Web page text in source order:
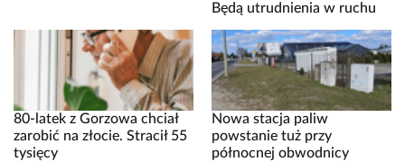
Będą utrudnienia w ruchu
80-latek z Gorzowa chciał
zarobić na złocie. Stracił 55
tysięcy
Nowa stacja paliw
powstanie tuż przy
północnej obwodnicy